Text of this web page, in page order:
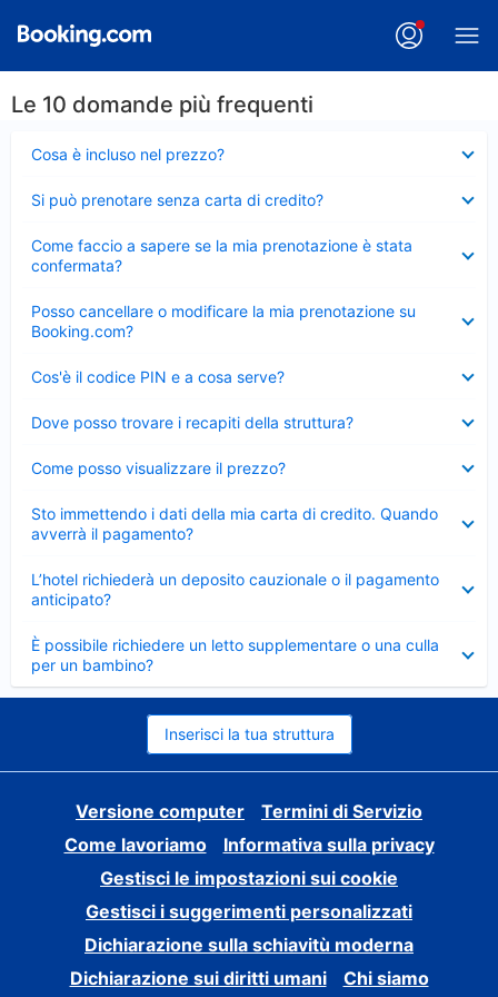
Le 10 domande più frequenti
Cosa è incluso nel prezzo?
chiuso
Si può prenotare senza carta di credito?
chiuso
Come faccio a sapere se la mia prenotazione è stata
confermata?
chiuso
Posso cancellare o modificare la mia prenotazione su
Booking.com?
chiuso
Cos'è il codice PIN e a cosa serve?
chiuso
Dove posso trovare i recapiti della struttura?
chiuso
Come posso visualizzare il prezzo?
chiuso
Sto immettendo i dati della mia carta di credito. Quando
avverrà il pagamento?
chiuso
L’hotel richiederà un deposito cauzionale o il pagamento
anticipato?
chiuso
È possibile richiedere un letto supplementare o una culla
per un bambino?
Elemento
chiuso
Inserisci la tua struttura
Versione computer
Termini di Servizio
Come lavoriamo
Informativa sulla privacy
Gestisci le impostazioni sui cookie
Gestisci i suggerimenti personalizzati
Dichiarazione sulla schiavitù moderna
Dichiarazione sui diritti umani
Chi siamo